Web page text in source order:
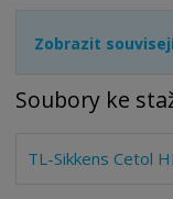
Zobrazit
Soubory ke
TL-Sikkens Cetol